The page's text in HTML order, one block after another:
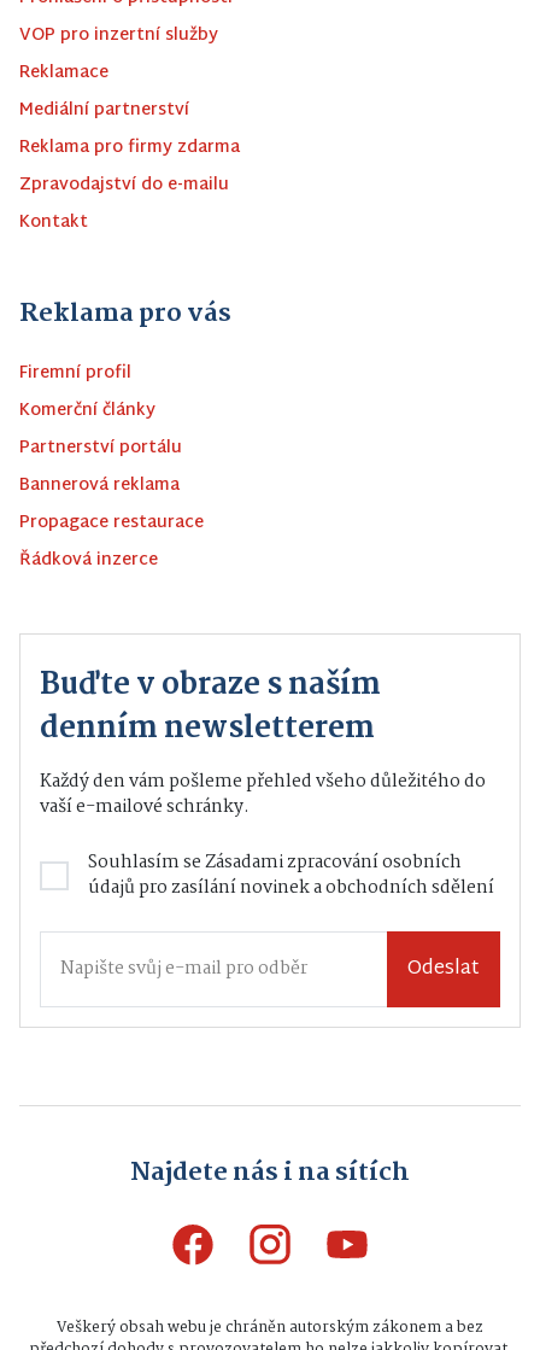
VOP pro inzertní služby
Reklamace
Mediální partnerství
Reklama pro firmy zdarma
Zpravodajství do e-mailu
Kontakt
Reklama pro vás
Firemní profil
Komerční články
Partnerství portálu
Bannerová reklama
Propagace restaurace
Řádková inzerce
Buďte v obraze s naším
denním newsletterem
Každý den vám pošleme přehled všeho důležitého do
vaší e-mailové schránky.
Souhlasím seZásadami zpracování osobních
údajůpro zasílání novinek a obchodních sdělení
Odeslat
Najdete nás i na sítích
Veškerý obsah webu je chráněn autorským zákonem a bez